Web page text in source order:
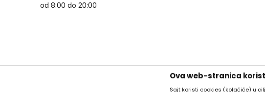
od 8:00 do 20:00
Ova web-stranica
Sajt koristi cookies (kolačiće) u